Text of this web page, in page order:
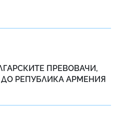
ПРЕВОВАЧИ,
РЕПУБЛИКА АРМЕНИЯ